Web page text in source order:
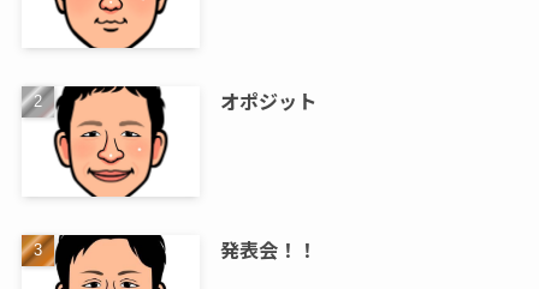
オポジット
発表会！！